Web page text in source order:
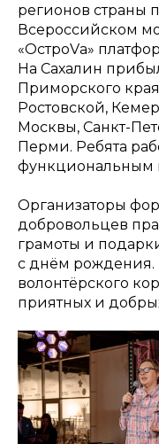
регионов страны
Всероссийском
«ОстроVа»
На Сахалин
Приморского
Ростовской,
Москвы, Санкт-
Перми. Ребята
функциональным
Организаторы
добровольцев
грамоты и
с днём рождения.
волонтёрского
приятных и